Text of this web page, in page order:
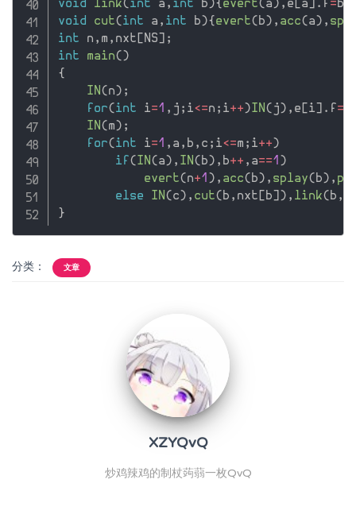
void link(int a , int b){evert(a) , e [a] . f =b
void
cut(int a , int b){evert(b) , acc(a) ,
int n , m , nxt [NS] ;
int
main()
{
IN(n) ;
for(int i=1 , j ; i<=n ; i++)IN( j) , e [i] . f =
IN(m) ;
for(int i=1 , a , b , c ; i<=m ; i++)
if (IN(a) , IN(b) , b++ , a==1 )
evert(n+1 ) , acc(b) , splay(b) ,
else
IN(c) , cut(b , nxt [b] ) , link(b ,
}
分类： 文章
XZYQvQ
炒鸡辣鸡的制杖蒟蒻一枚QvQ